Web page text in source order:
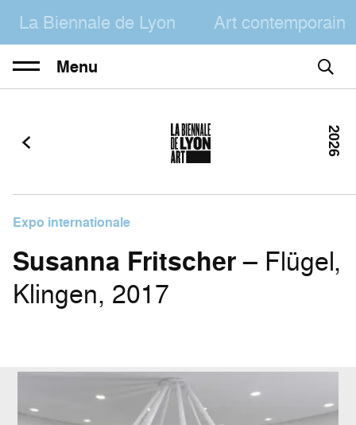
La Biennale de Lyon Art contemporain
Menu
Expo internationale
Susanna Fritscher– Flügel,
Klingen, 2017
2026